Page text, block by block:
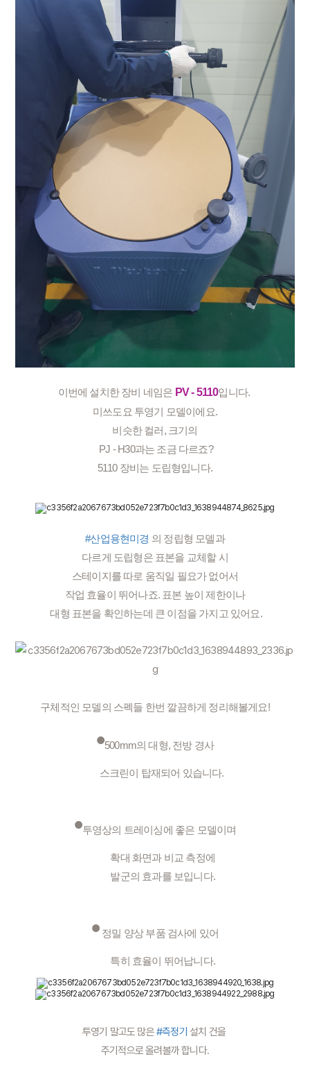
이번에 설치한 장비 네임은 PV - 5110입니다.
미쓰도요 투영기 모델이에요.
비슷한 컬러, 크기의
PJ - H30과는 조금 다르죠?
5110 장비는 도립형입니다.
#산업용현미경 의 정립형 모델과
다르게 도립형은 표본을 교체할 시
스테이지를 따로 움직일 필요가 없어서
작업 효율이 뛰어나죠. 표본 높이 제한이나
대형 표본을 확인하는데 큰 이점을 가지고 있어요.
구체적인 모델의 스펙들 한번 깔끔하게 정리해볼게요!
•500mm의 대형, 전방 경사
      스크린이 탑재되어 있습니다.
•투영상의 트레이싱에 좋은 모델이며
       확대 화면과 비교 측정에
       발군의 효과를 보입니다.
• 정밀 양상 부품 검사에 있어
        특히 효율이 뛰어납니다.
투영기 말고도 많은 #측정기 설치 건을
주기적으로 올려볼까 합니다.